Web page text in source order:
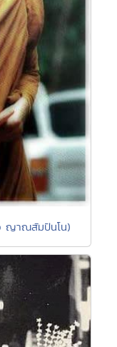
ญาณสัมปันโน)